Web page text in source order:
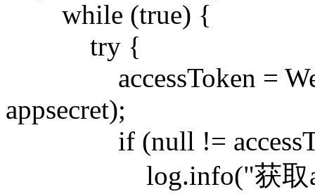
while (true) {
try {
accessToken =
appsecret);
if (null !=
log.info("获取